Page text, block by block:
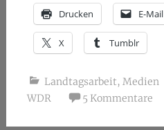
Drucken E-Mail
X Tumblr
Landtagsarbeit, Medien
WDR
5 Kommentare